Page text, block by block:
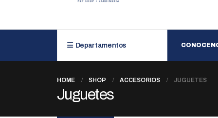
Departamentos
HOME SHOP ACCESORIOS JUGUETES
Juguetes